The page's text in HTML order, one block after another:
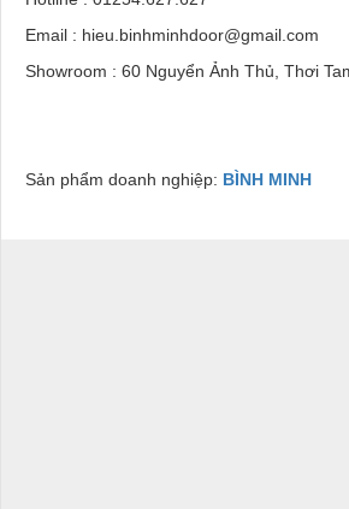
Email : hieu.binhminhdoor@gmail.com
Showroom : 60 Nguyển Ảnh Thủ, Thơi
Sản phẩm doanh nghiệp: BÌNH MINH